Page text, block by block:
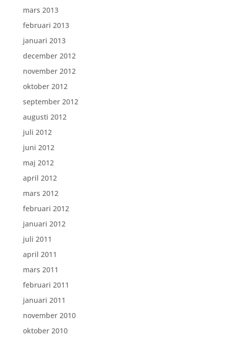
mars 2013
februari 2013
januari 2013
december 2012
november 2012
oktober 2012
september 2012
augusti 2012
juli 2012
juni 2012
maj 2012
april 2012
mars 2012
februari 2012
januari 2012
juli 2011
april 2011
mars 2011
februari 2011
januari 2011
november 2010
oktober 2010